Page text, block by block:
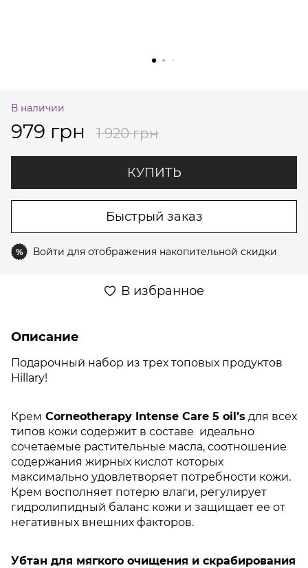
В наличии
979 грн 1 920 грн
КУПИТЬ
Быстрый заказ
% Войти для отображения накопительной скидки
В избранное
Описание
Подарочный набор из трех топовых продуктов
Hillary!
Крем Corneotherapy Intense Сare 5 oil’s для всех
типов кожи содержит в составе идеально
сочетаемые растительные масла, соотношение
содержания жирных кислот которых
максимально удовлетворяет потребности кожи.
Крем восполняет потерю влаги, регулирует
гидролипидный баланс кожи и защищает ее от
негативных внешних факторов.
Убтан для мягкого очищения и скрабирования